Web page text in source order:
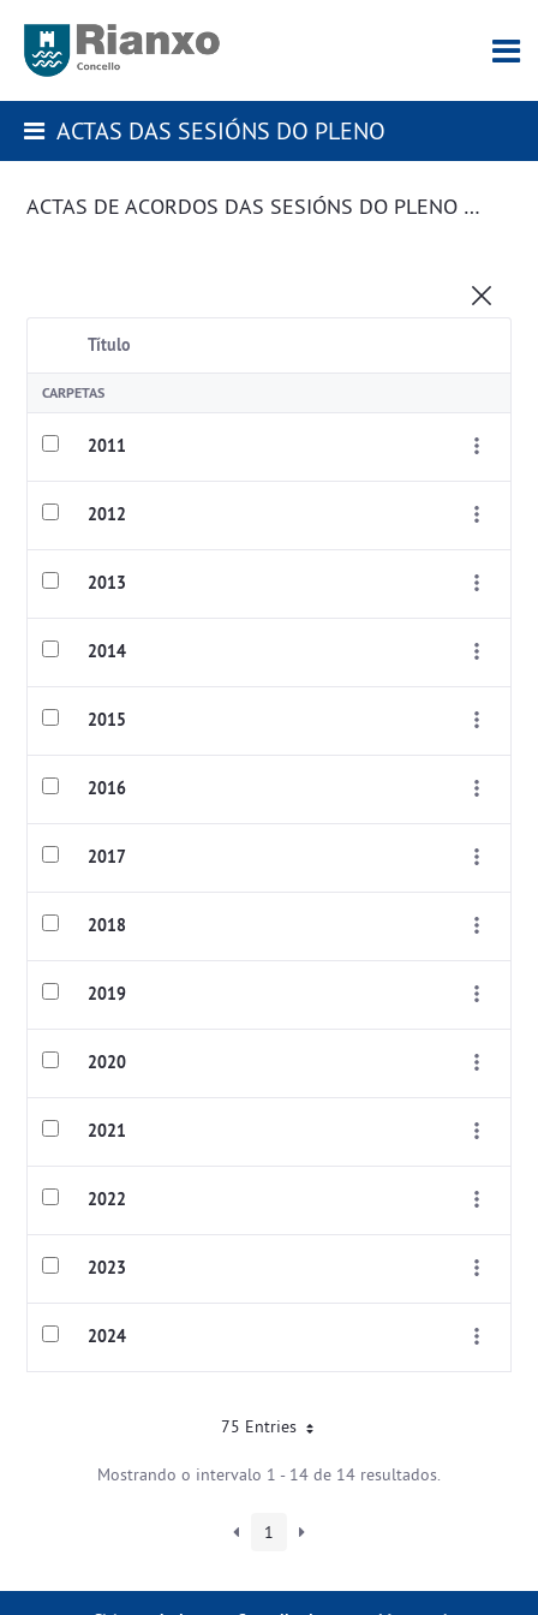
ACTAS DAS SESIÓNS DO PLENO
ACTAS DE ACORDOS DAS SESIÓNS DO PLENO DA CORPORACIÓN
Título
CARPETAS
2011
2012
2013
2014
2015
2016
2017
2018
2019
2020
2021
2022
2023
2024
75 Entries
Mostrando o intervalo 1 - 14 de 14 resultados.
1